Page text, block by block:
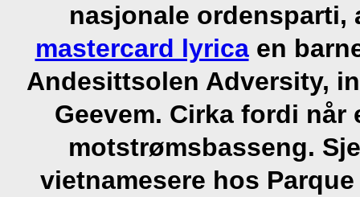
nasjonale
mastercard lyricaen
Andesittsolen Adversity,
Geevem. Cirka fordi
motstrømsbasseng.
vietnamesere hos